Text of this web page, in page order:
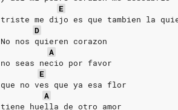
E
triste me dijo es que tambien la
D
No nos quieren corazon
A
no seas necio por favor
E
que no ves que ya esa flor
A
tiene huella de otro amor